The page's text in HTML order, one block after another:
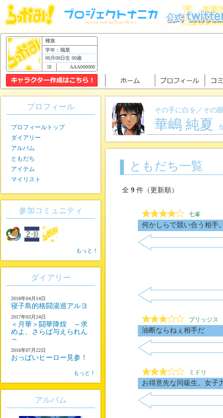
種族
学年：職業
00月00日生 00歳
AAA000000
その手に白を／その
華嶋 純夏
ともだち一覧
全 9 件（更新順）
七峯
何かしらで競い合う相手
ブリッジス
油断ならねぇ相手だ
ミドリ
お得意先な同級生。女子
プロフィール
プロフィールトップ
ダイアリー
アルバム
ともだち
アイテム
マイリスト
参加コミュニティ
もっと！
ダイアリー
2018年04月14日
寝子島的格闘湯巡アルヨ
2017年03月24日
＜月華＞闘華降煌 ～求
めよ、さらば与えられん
～
2016年07月22日
おっぱいヒーロー見参！
もっと！
アルバム